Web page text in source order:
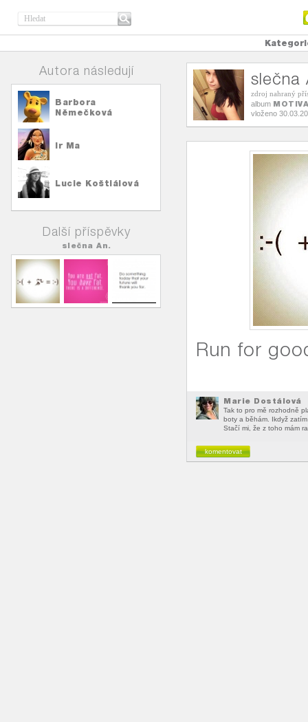
Autora následují
Barbora
Němečková
Ir Ma
Lucie Koštiálová
Další příspěvky
slečna An.
slečna
zdroj nahraný
album
vloženo
Run for
Marie Dostálová
Tak to pro mě rozhodně
boty a běhám. Ikdyž
Stačí mi, že z toho mám
komentovat